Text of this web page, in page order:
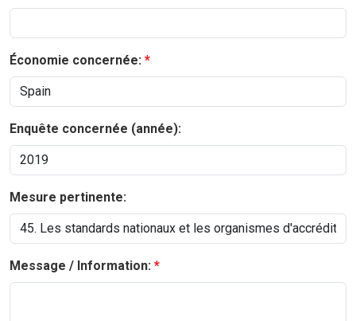
Économie concernée:
Enquête concernée (année):
Mesure pertinente:
Message / Information: